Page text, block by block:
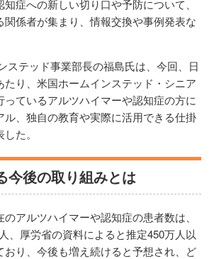
症への新しい切り口や予防について、
関係者が集まり、情報交換や事例発表な
ステッド事業部長の福島氏は、今回、日
たり、米国ホームインステッド・シニア
ているアルツハイマーや認知症の方に
ル、独自の教育や実際に活用できる仕掛
た。
今後の取り組みとは
アルツハイマーや認知症の患者数は、
、厚労省の資料によると推定450万人以
おり、今後も増え続けると予想され、ど